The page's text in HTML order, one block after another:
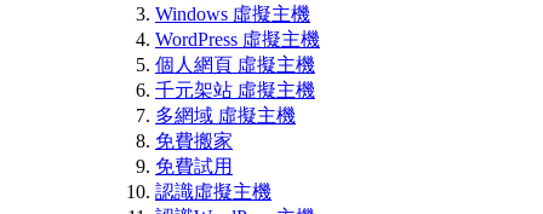
Windows 虛擬主機
WordPress 虛擬主機
個人網頁 虛擬主機
千元架站 虛擬主機
多網域 虛擬主機
免費搬家
免費試用
認識虛擬主機